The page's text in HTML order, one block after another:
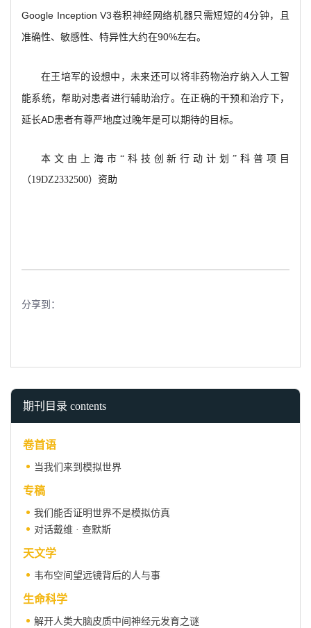
Google Inception V3卷积神经网络机器只需短短的4分钟，且
准确性、敏感性、特异性大约在90%左右。
在王培军的设想中，未来还可以将非药物治疗纳入人工智
能系统，帮助对患者进行辅助治疗。在正确的干预和治疗下，
延长AD患者有尊严地度过晚年是可以期待的目标。
本文由上海市“科技创新行动计划”科普项目
（19DZ2332500）资助
分享到：
期刊目录 contents
卷首语
当我们来到模拟世界
专稿
我们能否证明世界不是模拟仿真
对话戴维 · 查默斯
天文学
韦布空间望远镜背后的人与事
生命科学
解开人类大脑皮质中间神经元发育之谜